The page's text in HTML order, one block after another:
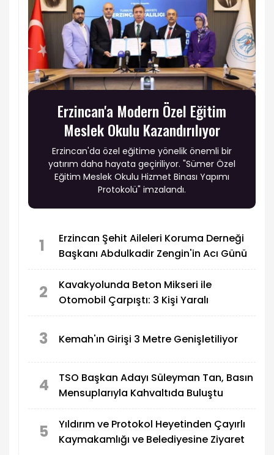
Erzincan'a Modern Özel Eğitim
Meslek Okulu Kazandırılıyor
Erzincan'da özel eğitime yönelik önemli bir
yatırım daha hayata geçiriliyor. "Sümer Özel
Eğitim Meslek Okulu Hizmet Binası Yapımı
Protokolü" imzalandı.
1
Erzincan Şehit Aileleri Koruma Derneği
Başkanı Abdulkadir Zengin'in Acı Günü
2
Kavakyolunda Beton Mikseri ile
Otomobil Çarpıştı: 3 Kişi Yaralı
3 Kemah'ın Girişi 3 Metre Genişletiliyor
4
TSO Başkan Adayı Süleyman Tan, Basın
Mensuplarıyla Kahvaltıda Buluştu
5
Yıldırım ve Protokol Heyetinden Çayırlı
Kaymakamlığı ve Belediyesine Ziyaret